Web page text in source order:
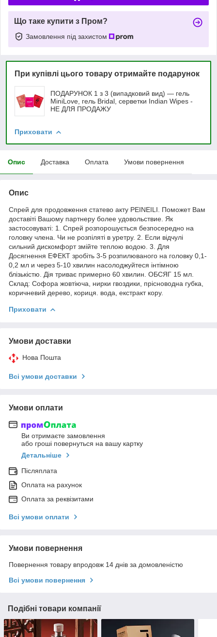
Що таке купити з Пром?
Замовлення під захистом
При купівлі цього товару отримайте подарунок
ПОДАРУНОК 1 з 3 (випадковий вид) — гель
MiniLove, гель Bridal, серветки Indian Wipes -
НЕ ДЛЯ ПРОДАЖУ
Приховати
Опис Доставка Оплата Умови повернення
Опис
Спрей для продовження статево акту PEINEILI. Поможет Вам
доставіті Вашому партнеру более удовольствие. Як
застосовуваті: 1. Спрей розпорошується безпосередно на
головку члена. Чи не розпіляті в уретру. 2. Если відчулі
сильний дискомфорт змійте теплою водою. 3. Для
Досягнення ЕФЕКТ зробіть 3-5 розпилюваного на головку 0,1-
0,2 мл и через 5-10 хвилин насолоджуйтеся інтімною
блізькістю. Дія триває примерно 60 хвилин. ОБСЯГ 15 мл.
Склад: Софора жовтіюча, нирки гвоздики, прісноводна губка,
коричневий дерево, кориця. вода, екстракт кору.
Приховати
Умови доставки
Нова Пошта
Всі умови доставки
Умови оплати
Ви отримаєте замовлення
або гроші повернуться на вашу картку
Детальніше
Післяплата
Оплата на рахунок
Оплата за реквізитами
Всі умови оплати
Умови повернення
Повернення товару впродовж 14 днів за домовленістю
Всі умови повернення
Подібні товари компанії